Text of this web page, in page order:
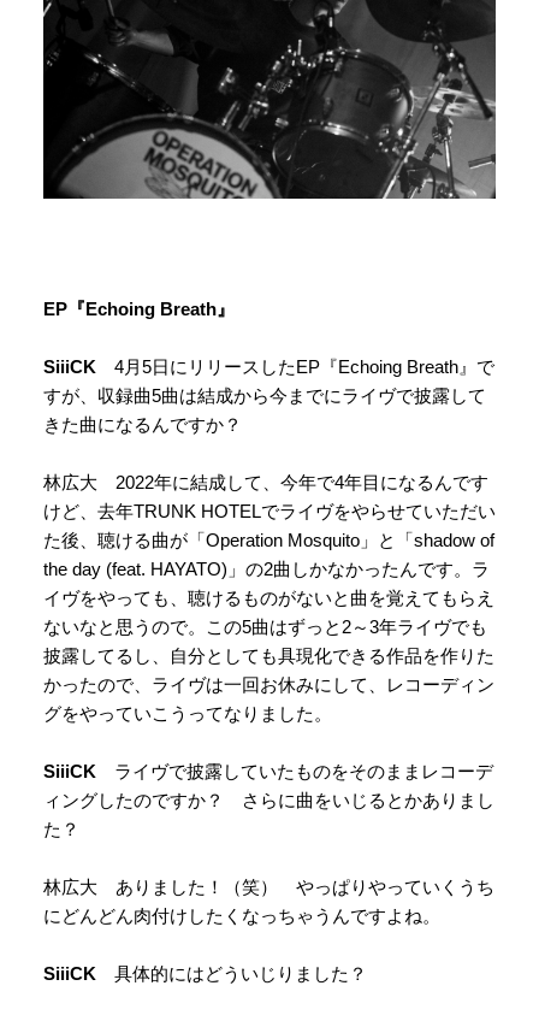
EP『Echoing Breath』
SiiiCK 4月5日にリリースしたEP『Echoing Breath』で
すが、収録曲5曲は結成から今までにライヴで披露して
きた曲になるんですか？
林広大 2022年に結成して、今年で4年目になるんです
けど、去年TRUNK HOTELでライヴをやらせていただい
た後、聴ける曲が「Operation Mosquito」と「shadow of
the day (feat. HAYATO)」の2曲しかなかったんです。ラ
イヴをやっても、聴けるものがないと曲を覚えてもらえ
ないなと思うので。この5曲はずっと2～3年ライヴでも
披露してるし、自分としても具現化できる作品を作りた
かったので、ライヴは一回お休みにして、レコーディン
グをやっていこうってなりました。
SiiiCK ライヴで披露していたものをそのままレコーデ
ィングしたのですか？ さらに曲をいじるとかありまし
た？
林広大 ありました！（笑） やっぱりやっていくうち
にどんどん肉付けしたくなっちゃうんですよね。
SiiiCK 具体的にはどういじりました？